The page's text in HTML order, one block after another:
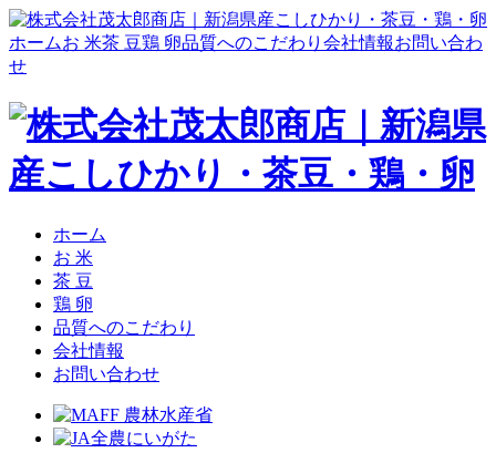
ホームお 米茶 豆鶏 卵品質へのこだわり 会社情報お問い合わ
せ
ホーム
お 米
茶 豆
鶏 卵
品質へのこだわり
会社情報
お問い合わせ